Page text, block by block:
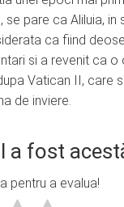
se pare ca Aliluia, in
ca fiind
si a revenit ca o
Vatican II, care
de inviere.
a fost
pentru a evalua!